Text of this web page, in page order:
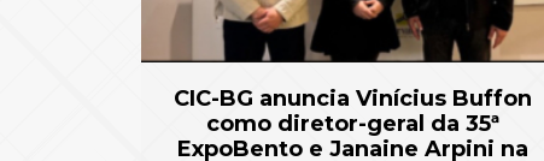
CIC-BG anuncia Vinícius Buffon
como diretor-geral da 35ª
ExpoBento e Janaine Arpini na